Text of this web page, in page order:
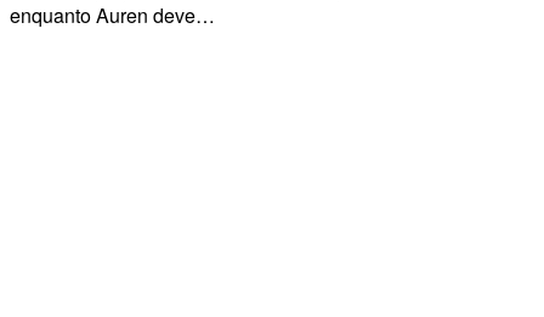
enquanto Auren deve…